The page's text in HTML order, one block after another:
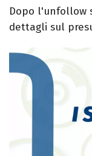
Dopo l'unfollow
dettagli sul